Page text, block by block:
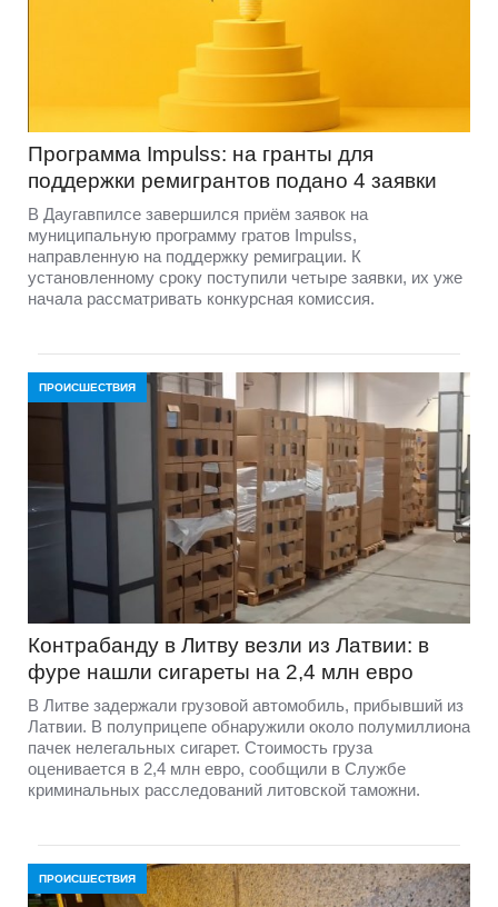
Программа Impulss: на гранты для
поддержки ремигрантов подано 4 заявки
В Даугавпилсе завершился приём заявок на
муниципальную программу гратов Impulss,
направленную на поддержку ремиграции. К
установленному сроку поступили четыре заявки, их уже
начала рассматривать конкурсная комиссия.
ПРОИСШЕСТВИЯ
Контрабанду в Литву везли из Латвии: в
фуре нашли сигареты на 2,4 млн евро
В Литве задержали грузовой автомобиль, прибывший из
Латвии. В полуприцепе обнаружили около полумиллиона
пачек нелегальных сигарет. Стоимость груза
оценивается в 2,4 млн евро, сообщили в Службе
криминальных расследований литовской таможни.
ПРОИСШЕСТВИЯ